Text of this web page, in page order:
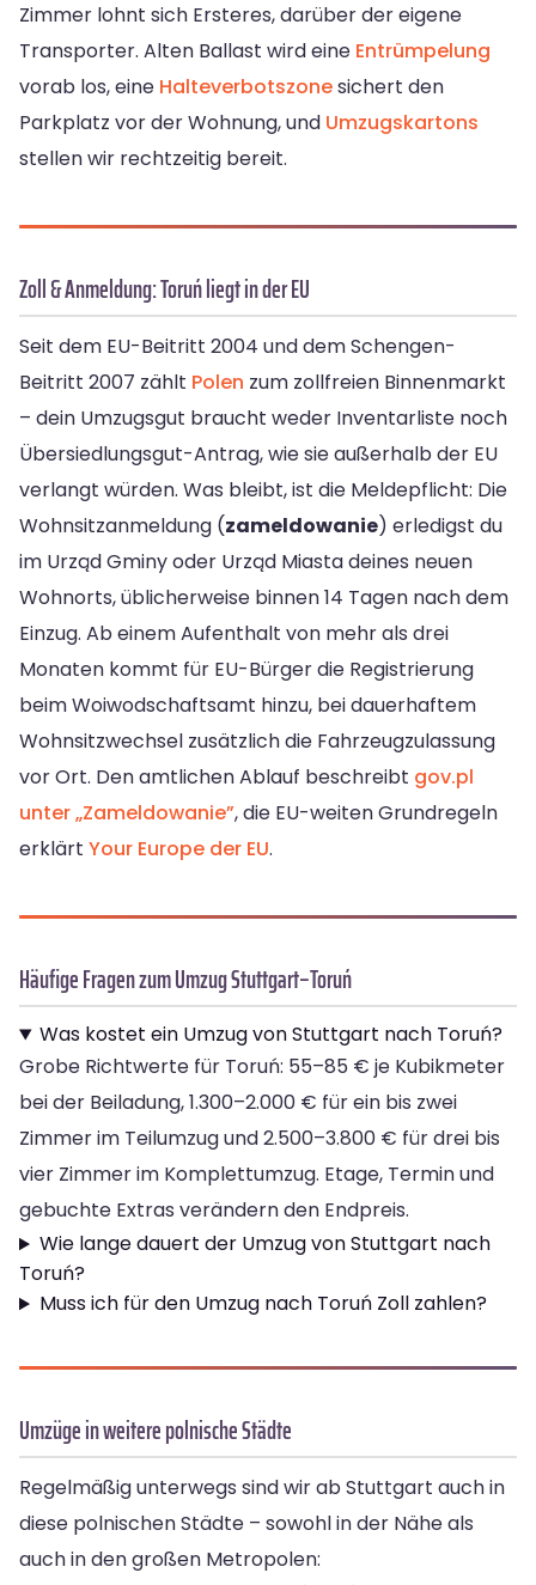
Zimmer lohnt sich Ersteres, darüber der eigene
Transporter. Alten Ballast wird eine Entrümpelung
vorab los, eine Halteverbotszonesichert den
Parkplatz vor der Wohnung, und Umzugskartons
stellen wir rechtzeitig bereit.
Zoll & Anmeldung: Toruń liegt in der EU
Seit dem EU-Beitritt 2004 und dem Schengen-
Beitritt 2007 zählt Polen zum zollfreien Binnenmarkt
– dein Umzugsgut braucht weder Inventarliste noch
Übersiedlungsgut-Antrag, wie sie außerhalb der EU
verlangt würden. Was bleibt, ist die Meldepflicht: Die
Wohnsitzanmeldung (zameldowanie) erledigst du
im Urząd Gminy oder Urząd Miasta deines neuen
Wohnorts, üblicherweise binnen 14 Tagen nach dem
Einzug. Ab einem Aufenthalt von mehr als drei
Monaten kommt für EU-Bürger die Registrierung
beim Woiwodschaftsamt hinzu, bei dauerhaftem
Wohnsitzwechsel zusätzlich die Fahrzeugzulassung
vor Ort. Den amtlichen Ablauf beschreibt gov.pl
unter „Zameldowanie”, die EU-weiten Grundregeln
erklärt Your Europe der EU.
Häufige Fragen zum Umzug Stuttgart–Toruń
Was kostet ein Umzug von Stuttgart nach Toruń?
Grobe Richtwerte für Toruń: 55–85 € je Kubikmeter
bei der Beiladung, 1.300–2.000 € für ein bis zwei
Zimmer im Teilumzug und 2.500–3.800 € für drei bis
vier Zimmer im Komplettumzug. Etage, Termin und
gebuchte Extras verändern den Endpreis.
Wie lange dauert der Umzug von Stuttgart nach
Toruń?
Muss ich für den Umzug nach Toruń Zoll zahlen?
Umzüge in weitere polnische Städte
Regelmäßig unterwegs sind wir ab Stuttgart auch in
diese polnischen Städte – sowohl in der Nähe als
auch in den großen Metropolen: